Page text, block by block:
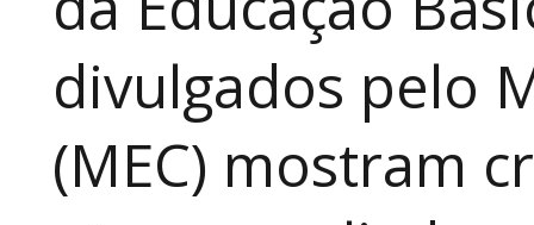
divulgados pelo
(MEC) mostram